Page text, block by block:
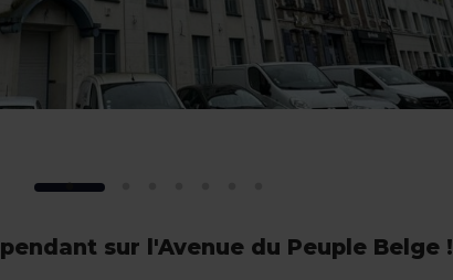
sur l'Avenue du Peuple Belge !